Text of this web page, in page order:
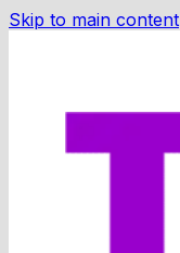
Skip to main content